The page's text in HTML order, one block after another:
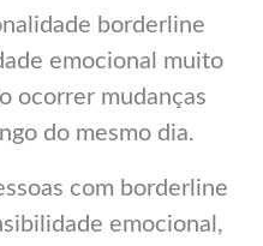
borderline
emocional muito
ocorrer mudanças
do mesmo dia.
com borderline
emocional,